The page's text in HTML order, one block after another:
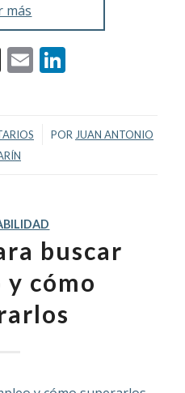
más
X EmailLinkedIn
POR JUAN ANTONIO
buscar
y cómo